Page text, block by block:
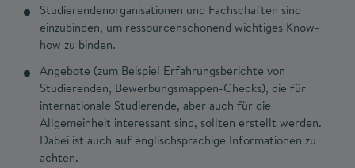
Studierendenorganisationen und Fachschaften sind
einzubinden, um ressourcenschonend wichtiges Know-
how zu binden.
Angebote (zum Beispiel Erfahrungsberichte von
Studierenden, Bewerbungsmappen-Checks), die für
internationale Studierende, aber auch für die
Allgemeinheit interessant sind, sollten erstellt werden.
Dabei ist auch auf englischsprachige Informationen zu
achten.